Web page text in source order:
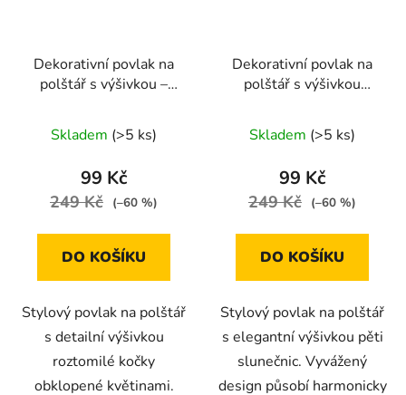
Dekorativní povlak na
polštář s výšivkou –
Skladem (>5 ks)
99 Kč
249 Kč (–60 %)
DO KOŠÍKU
Stylový povlak na polštář
s detailní výšivkou
roztomilé kočky
obklopené květinami.
Dekorativní povlak na
polštář s výšivkou
× 45 cm
Skladem (>5 ks)
99 Kč
249 Kč (–60 %)
DO KOŠÍKU
Stylový povlak na polštář
s elegantní výšivkou pěti
slunečnic. Vyvážený
design působí harmonicky